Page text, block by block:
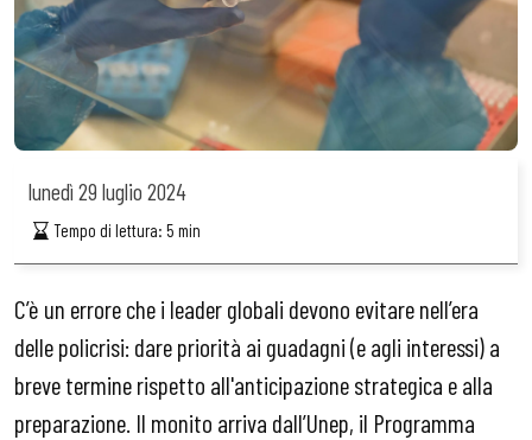
lunedì 29 luglio 2024
Tempo di lettura:5 min
C’è un errore che i leader globali devono evitare nell’era
delle policrisi: dare priorità ai guadagni (e agli interessi) a
breve termine rispetto all'anticipazione strategica e alla
preparazione. Il monito arriva dall’Unep, il Programma